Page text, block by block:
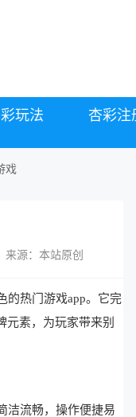
玩法 杏彩注
戏
来源：本站原创
热门游戏app。它完
元素，为玩家带来别
洁流畅，操作便捷易